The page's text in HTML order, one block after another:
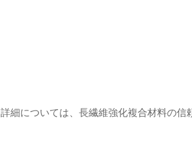
詳細については、長繊維強化複合材料の信